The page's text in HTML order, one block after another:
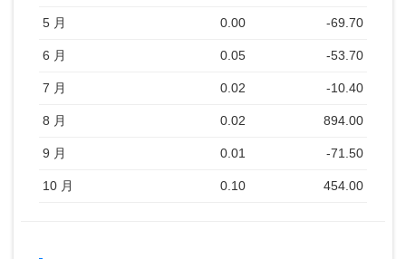
5 月 0.00 -69.70
6 月 0.05 -53.70
7 月 0.02 -10.40
8 月 0.02 894.00
9 月 0.01 -71.50
10 月 0.10 454.00